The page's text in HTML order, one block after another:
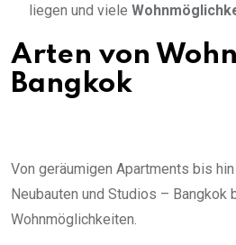
liegen und viele
Arten von
Bangkok
Von geräumigen Apartments bis
Neubauten und Studios – Bangkok
Wohnmöglichkeiten.